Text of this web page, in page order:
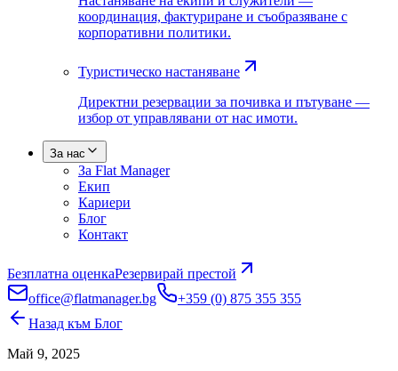
координация, фактуриране и съобразяване с
корпоративни политики.
Туристическо настаняване
Директни резервации за почивка и пътуване —
избор от управлявани от нас имоти.
За нас
За Flat Manager
Екип
Кариери
Блог
Контакт
Безплатна оценкаРезервирай престой
office@flatmanager.bg
+359 (0) 875 355 355
Назад към Блог
Май 9, 2025